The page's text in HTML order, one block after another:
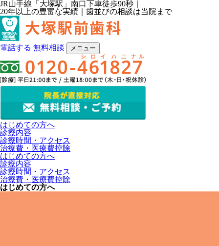
JR山手線「大塚駅」南口下車徒歩90秒｜
20年以上の豊富な実績｜ 歯並びの相談は当院まで
電話する 無料相談 メニュー
はじめての⽅へ
診療内容
診療時間・アクセス
治療費・医療費控除
はじめての⽅へ
診療内容
診療時間・アクセス
治療費・医療費控除
はじめての⽅へ